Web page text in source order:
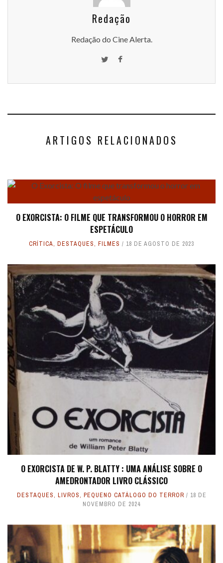
Redação
Redação do Cine Alerta.
ARTIGOS RELACIONADOS
O EXORCISTA: O FILME QUE TRANSFORMOU O HORROR EM
ESPETÁCULO
CRÍTICA, DESTAQUES, FILMES 18 DE AGOSTO DE 2023
O EXORCISTA DE W. P. BLATTY : UMA ANÁLISE SOBRE O
AMEDRONTADOR LIVRO CLÁSSICO
DESTAQUES, LIVROS, PEQUENO CATÁLOGO DO TERROR
18 DE
NOVEMBRO DE 2024